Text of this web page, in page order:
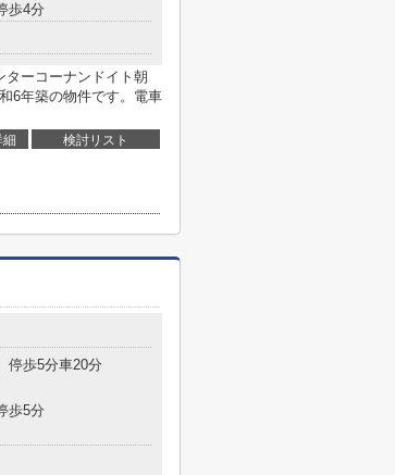
歩4分
ターコーナンドイト朝
6年築の物件です。電車
細 検討リスト
停歩5分車20分
歩5分